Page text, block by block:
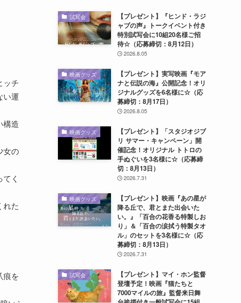
ッチ
い運
構造
女の
く
れた
痕を
試写会
【プレゼント】『ヒンド・ラジ
ャブの声』トークイベント付き
特別試写会に10組20名様ご招
待☆（応募締切：8月12日）
2026.8.05
映画グッズ
【プレゼント】実写映画『モア
ナと伝説の海』公開記念！オリ
ジナルグッズを6名様に☆（応
募締切：8月17日）
2026.8.05
映画グッズ
【プレゼント】「スタジオジブ
リ サマー・キャンペーン」開
催記念！オリジナル トトロの
手ぬぐいを3名様に☆（応募締
切：8月13日）
2026.7.31
映画グッズ
【プレゼント】映画『あの星が
降る丘で、君とまた出会いた
い。』「百合の花香る特製しお
り」＆「百合の涙拭う特製タオ
ル」のセットを3名様に☆（応
募締切：8月13日）
2026.7.31
試写会
【プレゼント】マイ・ホン監督
登壇予定！映画『猫たちと
7000マイルの旅』監督来日舞